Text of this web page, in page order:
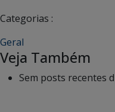
Categorias :
Geral
Veja Também
Sem posts recentes